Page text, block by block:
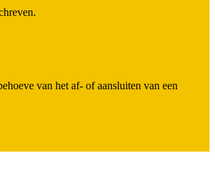
van het af- of aansluiten van een